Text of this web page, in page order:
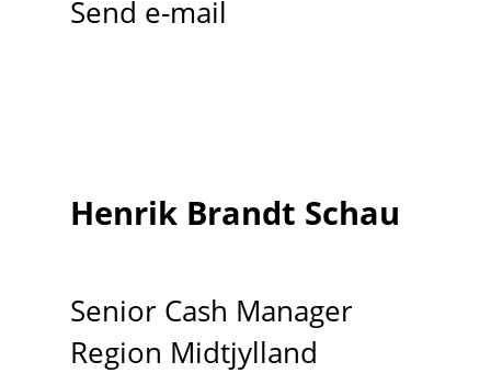
Send e-mail
Henrik Brandt Schau
Senior Cash Manager
Region Midtjylland